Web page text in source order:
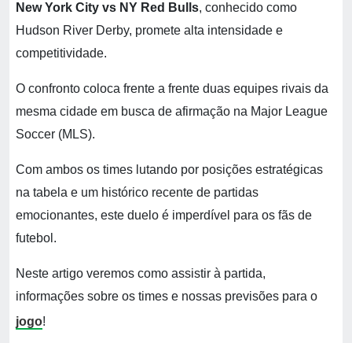
New York City vs NY Red Bulls, conhecido como
Hudson River Derby, promete alta intensidade e
competitividade.
O confronto coloca frente a frente duas equipes rivais da
mesma cidade em busca de afirmação na Major League
Soccer (MLS).
Com ambos os times lutando por posições estratégicas
na tabela e um histórico recente de partidas
emocionantes, este duelo é imperdível para os fãs de
futebol.
Neste artigo veremos como assistir à partida,
informações sobre os times e nossas previsões para o
jogo!